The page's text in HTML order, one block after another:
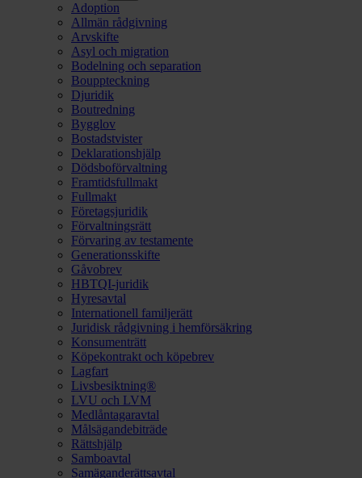
Adoption
Allmän rådgivning
Arvskifte
Asyl och migration
Bodelning och separation
Bouppteckning
Djuridik
Boutredning
Bygglov
Bostadstvister
Deklarationshjälp
Dödsboförvaltning
Framtidsfullmakt
Fullmakt
Företagsjuridik
Förvaltningsrätt
Förvaring av testamente
Generationsskifte
Gåvobrev
HBTQI-juridik
Hyresavtal
Internationell familjerätt
Juridisk rådgivning i hemförsäkring
Konsumenträtt
Köpekontrakt och köpebrev
Lagfart
Livsbesiktning®
LVU och LVM
Medlåntagaravtal
Målsägandebiträde
Rättshjälp
Samboavtal
Samäganderättsavtal